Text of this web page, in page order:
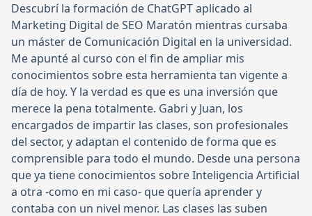
Descubrí la formación de ChatGPT aplicado al
Marketing Digital de SEO Maratón mientras cursaba
un máster de Comunicación Digital en la universidad.
Me apunté al curso con el fin de ampliar mis
conocimientos sobre esta herramienta tan vigente a
día de hoy. Y la verdad es que es una inversión que
merece la pena totalmente. Gabri y Juan, los
encargados de impartir las clases, son profesionales
del sector, y adaptan el contenido de forma que es
comprensible para todo el mundo. Desde una persona
que ya tiene conocimientos sobre Inteligencia Artificial
a otra -como en mi caso- que quería aprender y
contaba con un nivel menor. Las clases las suben